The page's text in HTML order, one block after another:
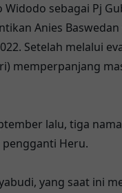
sebagai Pj
Anies
Setelah melalui
memperpanjang
lalu, tiga
Heru.
yang saat ini